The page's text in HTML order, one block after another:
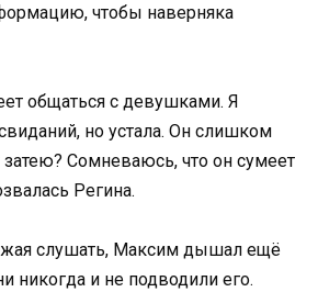
чтобы наверняка
общаться с девушками. Я
но устала. Он слишком
Сомневаюсь, что он сумеет
Регина.
слушать, Максим дышал ещё
никогда и не подводили его.